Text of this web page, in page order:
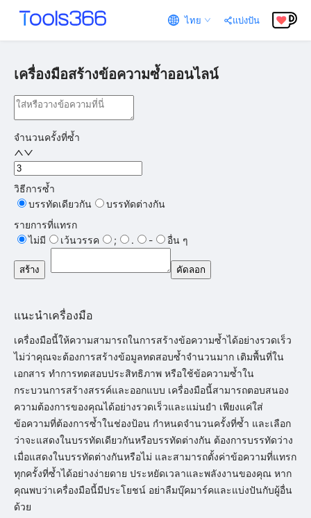
ไทย แบ่งปัน
เครื่องมือสร้างข้อความซ้ำออนไลน์
จำนวนครั้งที่ซ้ำ
วิธีการซ้ำ
บรรทัดเดียวกัน
บรรทัดต่างกัน
รายการที่แทรก
ไม่มี
เว้นวรรค ; . - อื่น ๆ
สร้าง คัดลอก
แนะนำเครื่องมือ
เครื่องมือนี้ให้ความสามารถในการสร้างข้อความซ้ำได้อย่างรวดเร็ว
ไม่ว่าคุณจะต้องการสร้างข้อมูลทดสอบซ้ำจำนวนมาก เติมพื้นที่ใน
เอกสาร ทำการทดสอบประสิทธิภาพ หรือใช้ข้อความซ้ำใน
กระบวนการสร้างสรรค์และออกแบบ เครื่องมือนี้สามารถตอบสนอง
ความต้องการของคุณได้อย่างรวดเร็วและแม่นยำ เพียงแค่ใส่
ข้อความที่ต้องการซ้ำในช่องป้อน กำหนดจำนวนครั้งที่ซ้ำ และเลือก
ว่าจะแสดงในบรรทัดเดียวกันหรือบรรทัดต่างกัน ต้องการบรรทัดว่าง
เมื่อแสดงในบรรทัดต่างกันหรือไม่ และสามารถตั้งค่าข้อความที่แทรก
ทุกครั้งที่ซ้ำได้อย่างง่ายดาย ประหยัดเวลาและพลังงานของคุณ หาก
คุณพบว่าเครื่องมือนี้มีประโยชน์ อย่าลืมบุ๊คมาร์คและแบ่งปันกับผู้อื่น
ด้วย